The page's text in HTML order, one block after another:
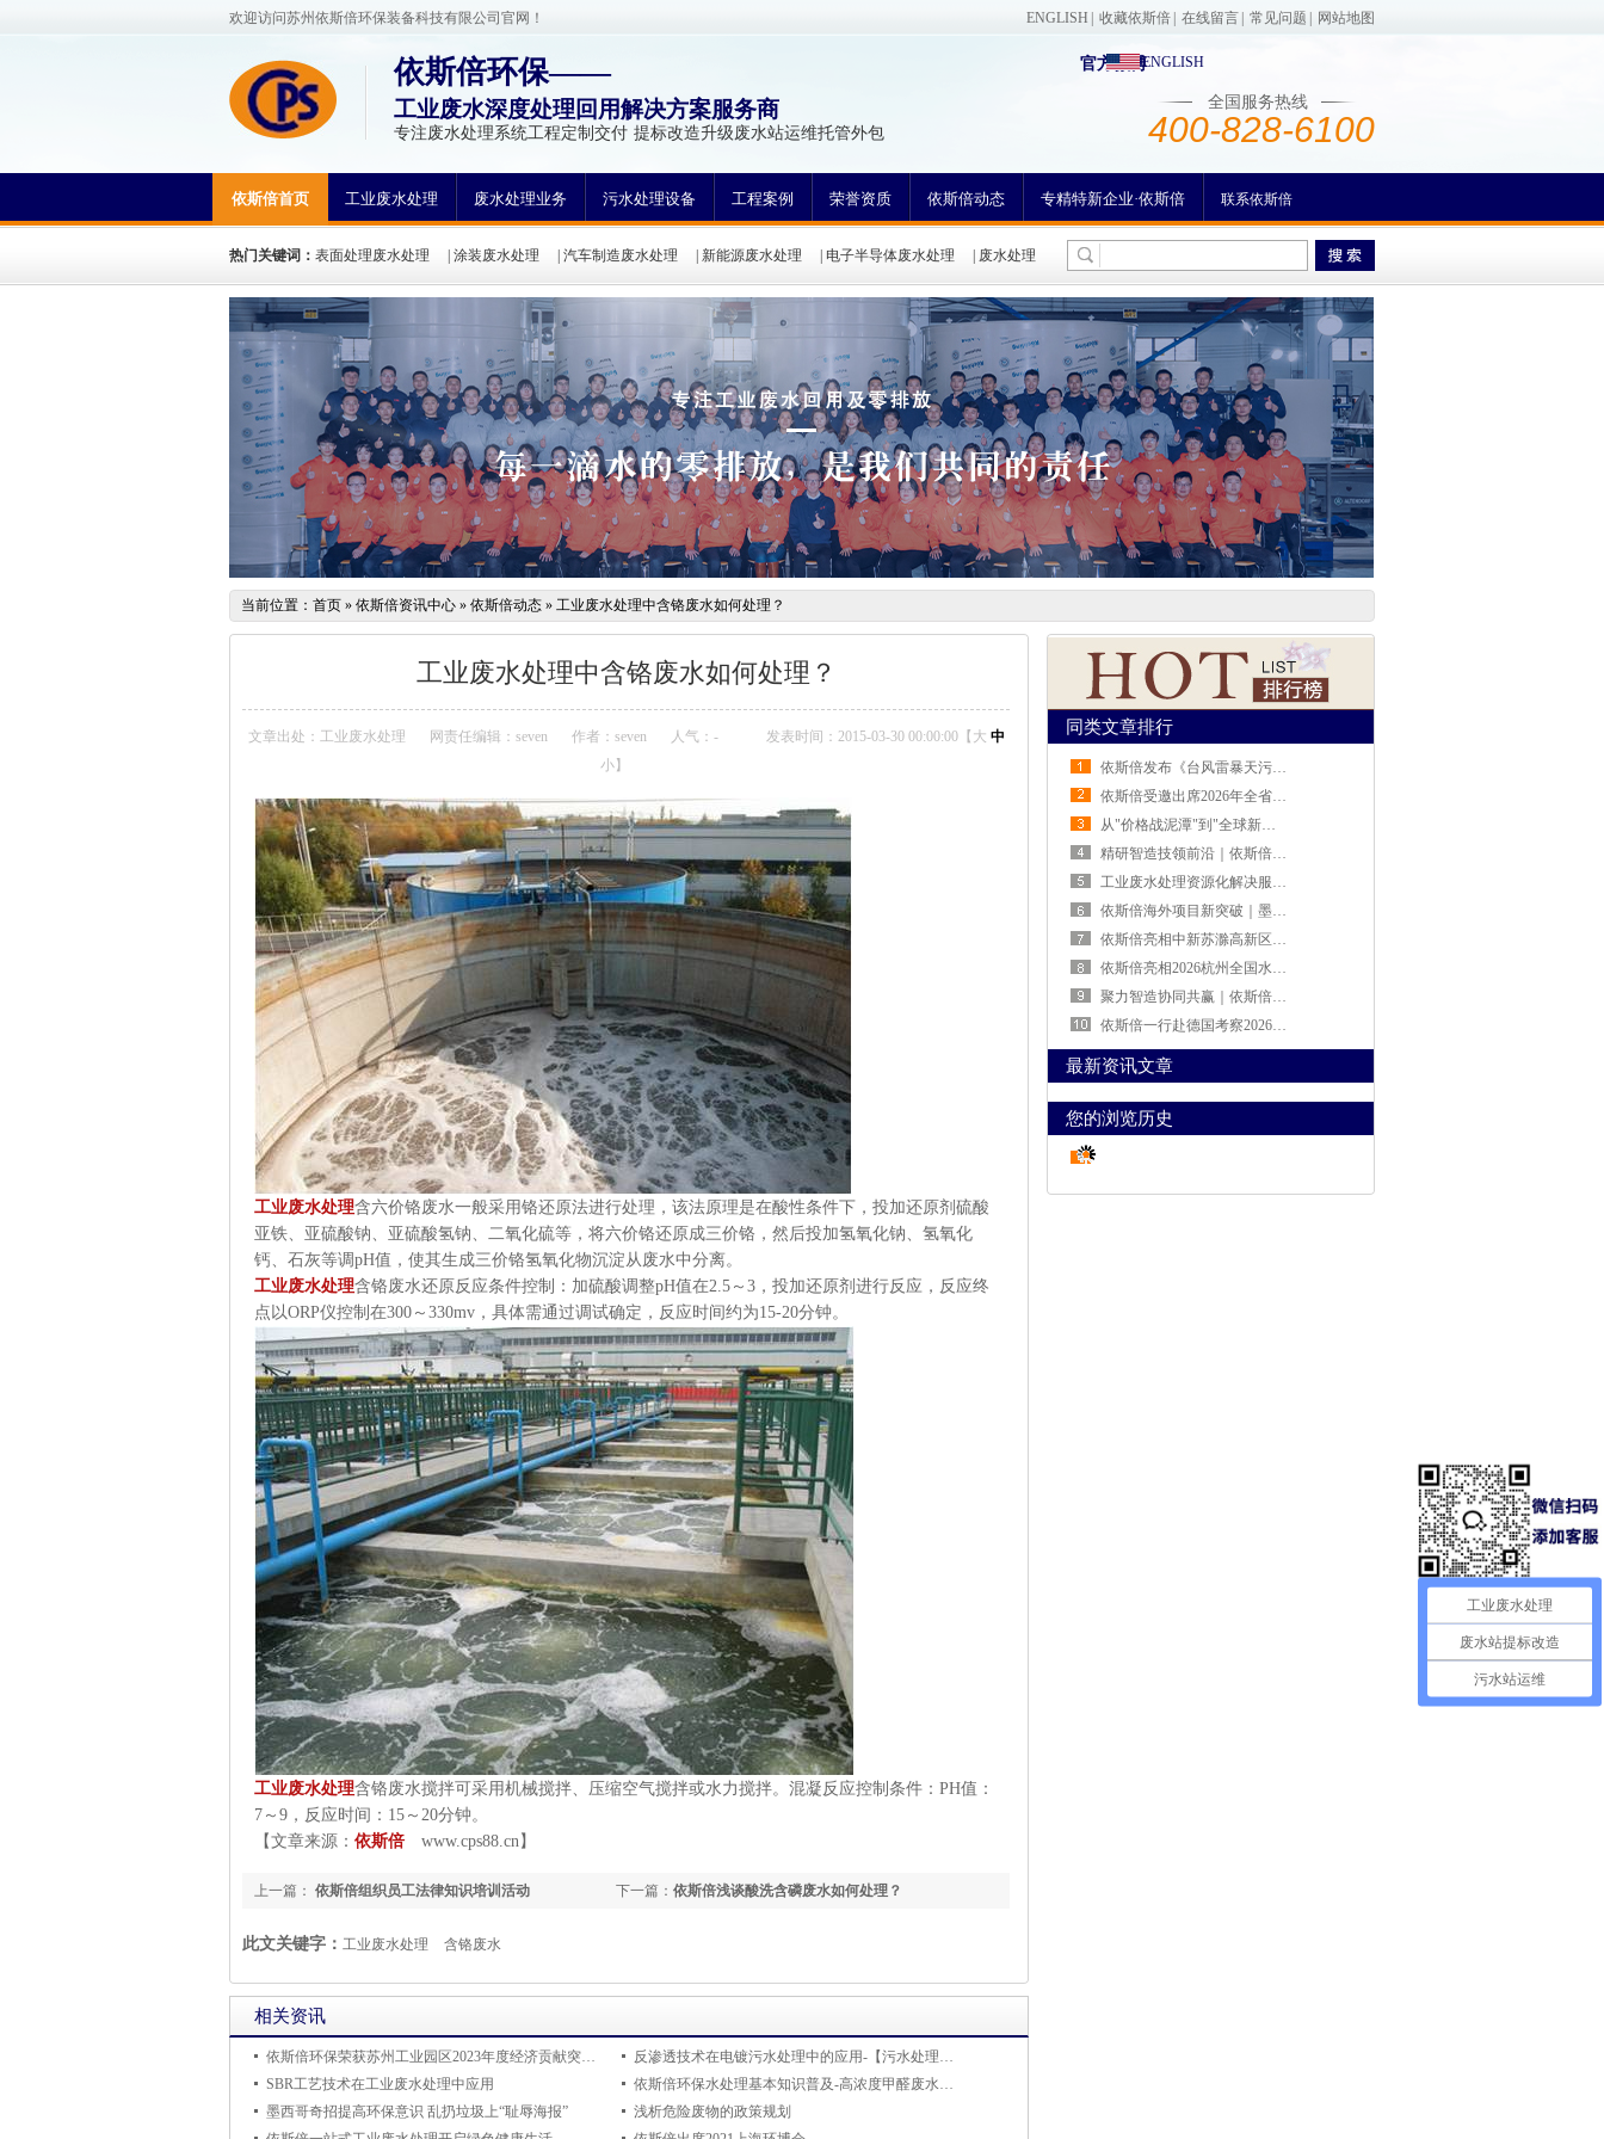
欢迎访问苏州依斯倍环保装备科技有限公司官网！ ENGLISH 收藏依斯倍 在线留言 常见问题 网站地图
依斯倍环保——
工业废水深度处理回用解决方案服务商
专注废水处理系统工程定制交付 提标改造升级废水站运维托管外包
ENGLISH
官方微博
全国服务热线
400-828-6100
依斯倍首页 工业废水处理 废水处理业务 污水处理设备 工程案例 荣誉资质 依斯倍动态 专精特新企业·依斯倍 联系依斯倍
热门关键词： 表面处理废水处理 涂装废水处理 汽车制造废水处理 新能源废水处理 电子半导体废水处理 废水处理
方法 |废水处理工程案例
当前位置： 首页 » 依斯倍资讯中心 » 依斯倍动态 » 工业废水处理中含铬废水如何处理？
工业废水处理中含铬废水如何处理？
文章出处：工业废水处理 网责任编辑：seven 作者：seven 人气： - 发表时间：2015-03-30 00:00:00【 大 中
小】
工业废水处理含六价铬废水一般采用铬还原法进行处理，该法原理是在酸性条件下，投加还原剂硫酸
亚铁、亚硫酸钠、亚硫酸氢钠、二氧化硫等，将六价铬还原成三价铬，然后投加氢氧化钠、氢氧化
钙、石灰等调pH值，使其生成三价铬氢氧化物沉淀从废水中分离。
工业废水处理含铬废水还原反应条件控制：加硫酸调整pH值在2.5 ～ 3 ，投加还原剂进行反应，反应终
点以ORP仪控制在300 ～ 330mv ，具体需通过调试确定，反应时间约为15-20分钟。
工业废水处理含铬废水搅拌可采用机械搅拌、压缩空气搅拌或水力搅拌。混凝反应控制条件： PH值：
7 ～ 9 ，反应时间： 15 ～ 20分钟。
【文章来源： 依斯倍www.cps88.cn】
下一篇： 依斯倍浅谈酸洗含磷废水如何处理？
上一篇： 依斯倍组织员工法律知识培训活动
此文关键字： 工业废水处理 含铬废水
相关资讯
依斯倍环保荣获苏州工业园区2023年度经济贡献突出奖
反渗透技术在电镀污水处理中的应用-【污水处理设备环保知识】
SBR工艺技术在工业废水处理中应用
依斯倍环保水处理基本知识普及-高浓度甲醛废水有哪些危害
墨西哥奇招提高环保意识 乱扔垃圾上“耻辱海报”
浅析危险废物的政策规划
同类文章排行
依斯倍发布《台风雷暴天污水站运维防护指南》 助力工业企业安全度汛
依斯倍受邀出席2026年全省制造业中试平台相关工作宣贯活动
从"价格战泥潭"到"全球新蓝海"：依斯倍的废水处理出海破局之路
精研智造技领前沿｜依斯倍走进马尔精密量仪，共探高端制造绿色发展新路径
工业废水处理资源化解决服务商依斯倍公司介绍
依斯倍海外项目新突破｜墨西哥汽车零部件涂装废水处理系统全面达标投运
依斯倍亮相中新苏滁高新区绿色化与智能化升级改造对接会 工业水资源化智慧方案赋能产业绿色转型
依斯倍亮相2026杭州全国水科技大会，TMF-RO双膜零排新装备荣膺中华环保联合会科学技术奖
聚力智造协同共赢｜依斯倍走进追觅科技，与MOVA生态链企业完成战略签约
依斯倍一行赴德国考察2026慕尼黑国际环博会(IFAT Munich)深度布局全球废水资源化技术前沿
最新资讯文章
您的浏览历史
工业废水处理
废水站提标改造
污水站运维